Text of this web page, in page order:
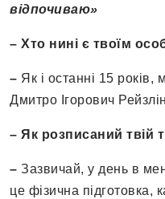
відпочиваю»
– Хто нині є твоїм
– Як і останні 15
Дмитро Ігорович
– Як розписаний твій
– Зазвичай, у день в
це фізична підготовка,